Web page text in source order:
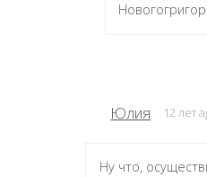
Юлия 12 лет
Ну что,